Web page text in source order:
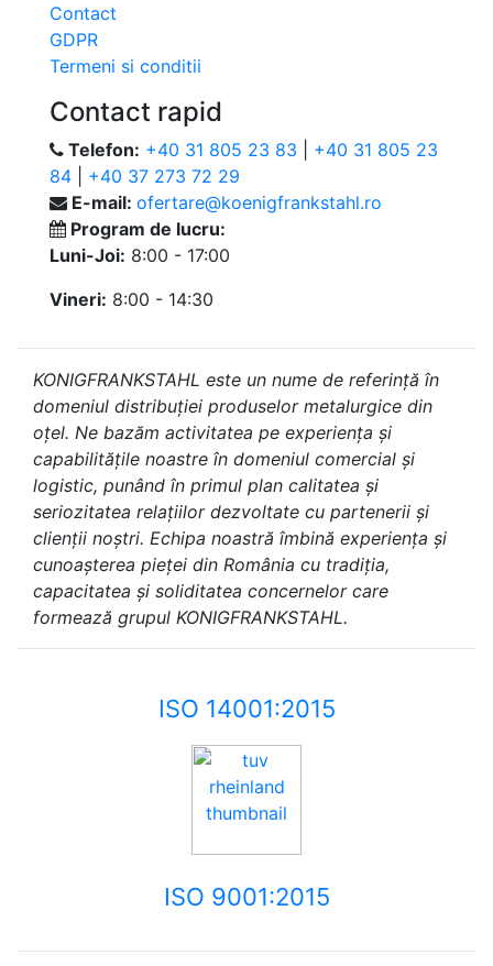
Contact
GDPR
Termeni si conditii
Contact rapid
Telefon: +40 31 805 23 83
+40 31 805 23
84
+40 37 273 72 29
E-mail: ofertare@koenigfrankstahl.ro
Program de lucru:
Luni-Joi: 8:00 - 17:00
Vineri: 8:00 - 14:30
KONIGFRANKSTAHL este un nume de referință în
domeniul distribuției produselor metalurgice din
oțel. Ne bazăm activitatea pe experiența și
capabilitățile noastre în domeniul comercial și
logistic, punând în primul plan calitatea și
seriozitatea relațiilor dezvoltate cu partenerii și
clienții noștri. Echipa noastră îmbină experiența și
cunoașterea pieței din România cu tradiția,
capacitatea și soliditatea concernelor care
formează grupul KONIGFRANKSTAHL.
ISO 14001:2015
ISO 9001:2015